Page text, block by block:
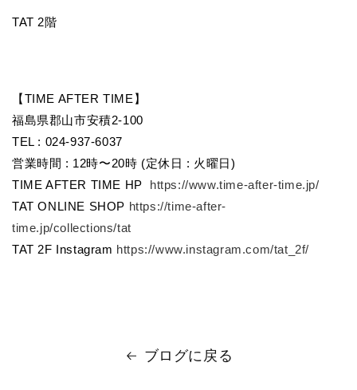
TAT 2階
【TIME AFTER TIME】
福島県郡山市安積2-100
TEL : 024-937-6037
営業時間 : 12時〜20時 (定休日 : 火曜日)
TIME AFTER TIME HP https://www.time-after-time.jp/
TAT ONLINE SHOP https://time-after-
time.jp/collections/tat
TAT 2F Instagram https://www.instagram.com/tat_2f/
ブログに戻る